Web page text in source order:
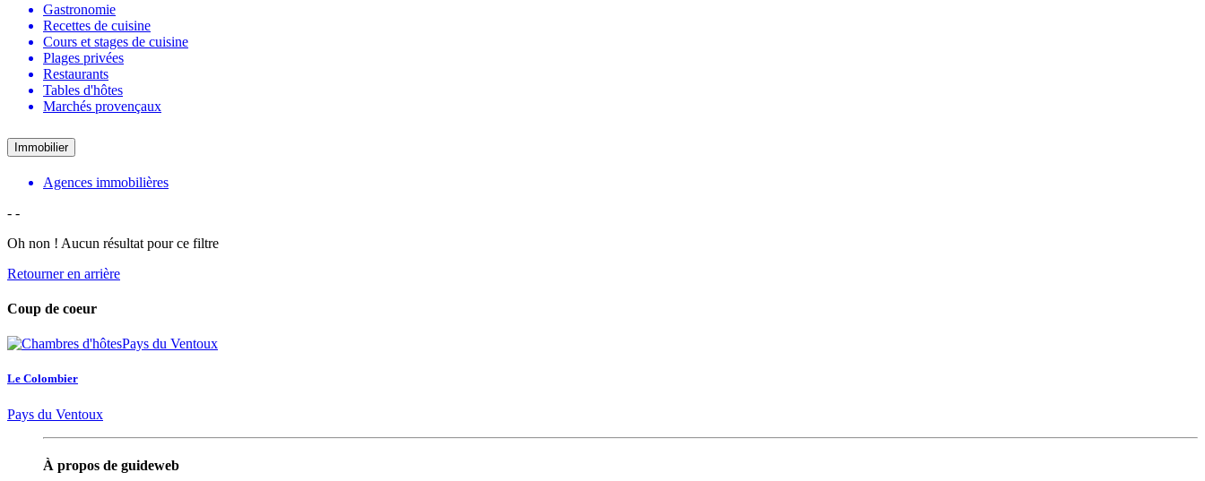
Gastronomie
Recettes de cuisine
Cours et stages de cuisine
Plages privées
Restaurants
Tables d'hôtes
Marchés provençaux
Immobilier
Agences immobilières
- -
Oh non ! Aucun résultat pour ce filtre
Retourner en arrière
Coup de coeur
Le Colombier
Pays du Ventoux
À propos de guideweb